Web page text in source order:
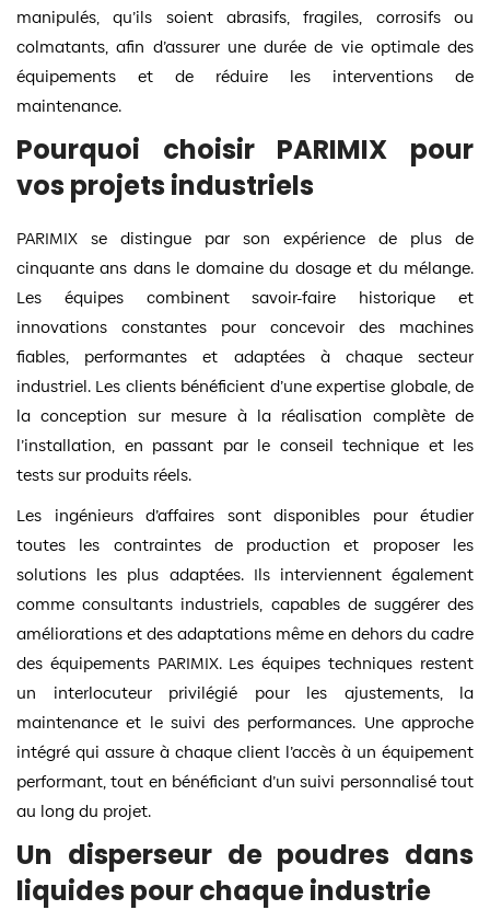
manipulés, qu’ils soient abrasifs, fragiles, corrosifs ou
colmatants, afin d’assurer une durée de vie optimale des
équipements et de réduire les interventions de
maintenance.
Pourquoi choisir PARIMIX pour
vos projets industriels
PARIMIX se distingue par son expérience de plus de
cinquante ans dans le domaine du dosage et du mélange.
Les équipes combinent savoir-faire historique et
innovations constantes pour concevoir des machines
fiables, performantes et adaptées à chaque secteur
industriel. Les clients bénéficient d’une expertise globale, de
la conception sur mesure à la réalisation complète de
l’installation, en passant par le conseil technique et les
tests sur produits réels.
Les ingénieurs d’affaires sont disponibles pour étudier
toutes les contraintes de production et proposer les
solutions les plus adaptées. Ils interviennent également
comme consultants industriels, capables de suggérer des
améliorations et des adaptations même en dehors du cadre
des équipements PARIMIX. Les équipes techniques restent
un interlocuteur privilégié pour les ajustements, la
maintenance et le suivi des performances. Une approche
intégré qui assure à chaque client l’accès à un équipement
performant, tout en bénéficiant d’un suivi personnalisé tout
au long du projet.
Un disperseur de poudres dans
liquides pour chaque industrie